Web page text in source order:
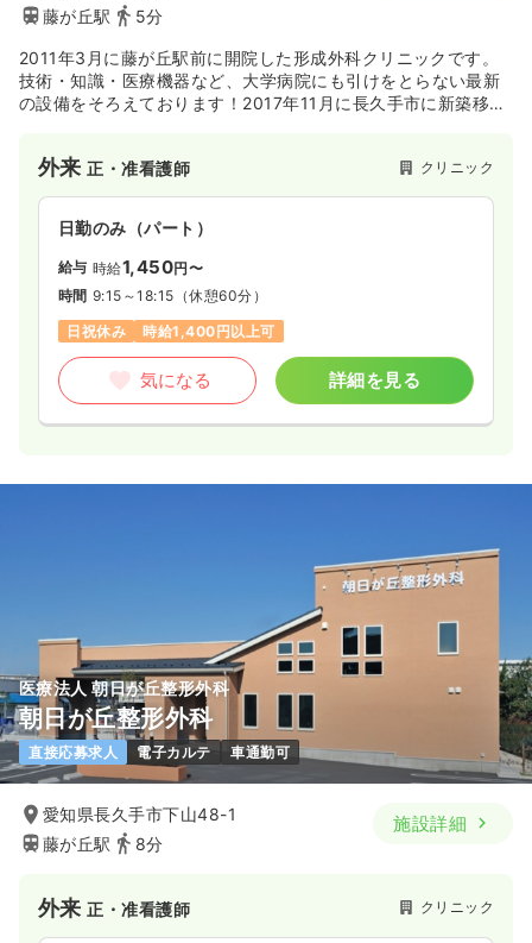
藤が丘駅
5分
2011年3月に藤が丘駅前に開院した形成外科クリニックです。
技術・知識・医療機器など、大学病院にも引けをとらない最新
の設備をそろえております！2017年11月に長久手市に新築移転
外来正・准看護師 クリニック
日勤のみ（パート）
給与 時給1,450円〜
時間 9:15～18:15 （休憩60分）
日祝休み
時給1,400円以上可
気になる 詳細を見る
医療法人 朝日が丘整形外科
朝日が丘整形外科
直接応募求人 電子カルテ 車通勤可
愛知県長久手市下山48-1
藤が丘駅
8分
施設詳細
外来正・准看護師 クリニック